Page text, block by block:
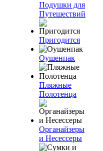
Подушки для
Путешествий
Пригодится
Оушенпак
Пляжные
Полотенца
Органайзеры
и Несессеры